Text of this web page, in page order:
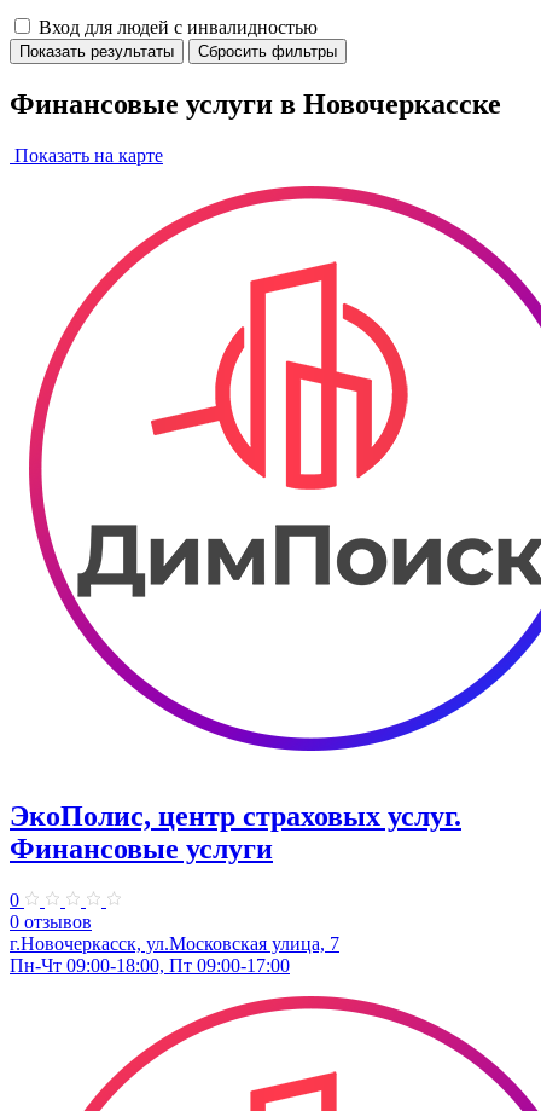
Вход для людей с инвалидностью
Показать результаты Сбросить фильтры
Финансовые услуги в Новочеркасске
Показать на карте
ЭкоПолис, центр страховых услуг.
Финансовые услуги
0
0 отзывов
г.Новочеркасск, ул.Московская улица, 7
Пн-Чт 09:00-18:00, Пт 09:00-17:00